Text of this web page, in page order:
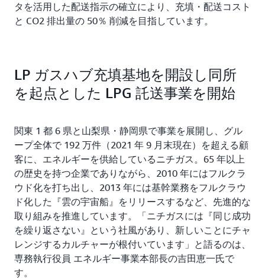
タを活用した配送指示の確立により、充填・配送コスト
と CO2 排出量の 50％ 削減を目指しています。
LP ガスハブ充填基地を開設し同所
を起点とした LPG 託送事業を開始
関東 1 都 6 県と山梨県・静岡県で事業を展開し、グル
ープ全体で 192 万件（2021 年 9 月末現在）を超える顧
客に、エネルギーを供給しているニチガス。65 年以上
の歴史を持つ企業でありながら、2010 年にはフルクラ
ウド化を打ち出し、2013 年には基幹業務をフルクラウ
ド化した『雲の宇宙船』をリリースするなど、先進的な
取り組みを推進しています。「ニチガスには『同じ成功
を繰り返さない』という社風があり、新しいことにチャ
レンジするカルチャーが根付いています」と語るのは、
専務執行役員 エネルギー事業本部長の吉田恵一氏で
す。